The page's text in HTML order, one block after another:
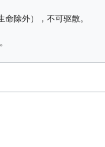
命除外），不可驱散。